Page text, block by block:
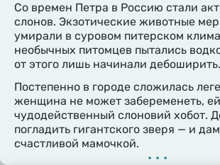
Со времен Петра в Россию стали
слонов. Экзотические животные
умирали в суровом питерском
необычных питомцев пытались
от этого лишь начинали дебоширить.
Постепенно в городе сложилась
женщина не может забеременеть,
чудодейственный слоновий хобот.
погладить гигантского зверя — и
счастливой мамочкой.
•••